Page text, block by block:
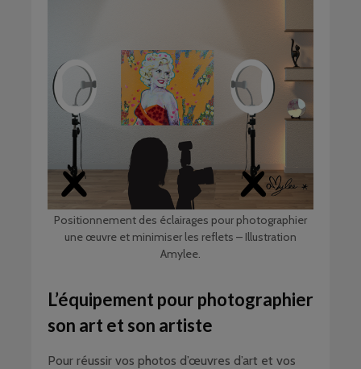
Positionnement des éclairages pour photographier
une œuvre et minimiser les reflets – Illustration
Amylee.
L’équipement pour photographier
son art et son artiste
Pour réussir vos photos d’œuvres d’art et vos